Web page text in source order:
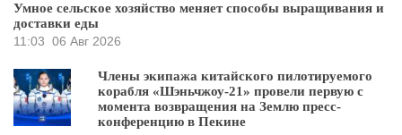
Умное сельское хозяйство меняет способы выращивания и
доставки еды
11:03 06 Авг 2026
Члены экипажа китайского пилотируемого
корабля «Шэньчжоу-21» провели первую с
момента возвращения на Землю пресс-
конференцию в Пекине